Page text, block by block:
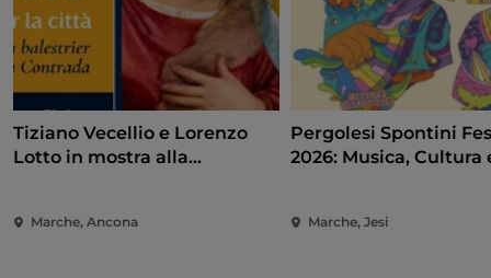
Tiziano Vecellio e Lorenzo
Lotto in mostra alla
Marche, Ancona
Pergolesi Spontini
2026: Musica, Cultura
Marche, Jesi